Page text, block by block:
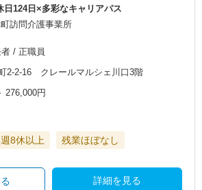
日124日×多彩なキャリアパス
訪問介護事業所
/ 正職員
2-2-16 クレールマルシェ川口3階
276,000円
8休以上 残業ほぼなし
詳細を見る